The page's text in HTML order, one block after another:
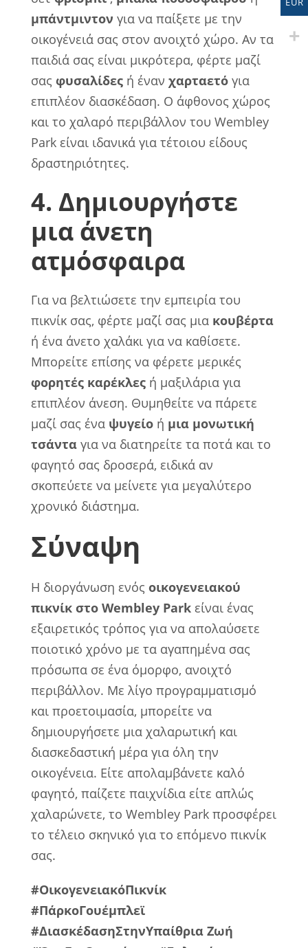
μπάντμιντον για να παίξετε με την
οικογένειά σας στον ανοιχτό χώρο. Αν τα
παιδιά σας είναι μικρότερα, φέρτε μαζί
σας φυσαλίδες ή έναν χαρταετό για
επιπλέον διασκέδαση. Ο άφθονος χώρος
και το χαλαρό περιβάλλον του Wembley
Park είναι ιδανικά για τέτοιου είδους
δραστηριότητες.
4. Δημιουργήστε
μια άνετη
ατμόσφαιρα
Για να βελτιώσετε την εμπειρία του
πικνίκ σας, φέρτε μαζί σας μια κουβέρτα
ή ένα άνετο χαλάκι για να καθίσετε.
Μπορείτε επίσης να φέρετε μερικές
φορητές καρέκλες ή μαξιλάρια για
επιπλέον άνεση. Θυμηθείτε να πάρετε
μαζί σας ένα ψυγείο ή μια μονωτική
τσάντα για να διατηρείτε τα ποτά και το
φαγητό σας δροσερά, ειδικά αν
σκοπεύετε να μείνετε για μεγαλύτερο
χρονικό διάστημα.
Σύναψη
Η διοργάνωση ενός οικογενειακού
πικνίκ στο Wembley Park είναι ένας
εξαιρετικός τρόπος για να απολαύσετε
ποιοτικό χρόνο με τα αγαπημένα σας
πρόσωπα σε ένα όμορφο, ανοιχτό
περιβάλλον. Με λίγο προγραμματισμό
και προετοιμασία, μπορείτε να
δημιουργήσετε μια χαλαρωτική και
διασκεδαστική μέρα για όλη την
οικογένεια. Είτε απολαμβάνετε καλό
φαγητό, παίζετε παιχνίδια είτε απλώς
χαλαρώνετε, το Wembley Park προσφέρει
το τέλειο σκηνικό για το επόμενο πικνίκ
σας.
#ΟικογενειακόΠικνίκ
#ΠάρκοΓουέμπλεϊ
#ΔιασκέδασηΣτηνΥπαίθρια Ζωή